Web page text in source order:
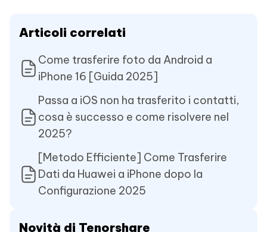
Articoli correlati
Come trasferire foto da Android a
iPhone 16 [Guida 2025]
Passa a iOS non ha trasferito i contatti,
cosa è successo e come risolvere nel
2025?
[Metodo Efficiente] Come Trasferire
Dati da Huawei a iPhone dopo la
Configurazione 2025
Novità di Tenorshare